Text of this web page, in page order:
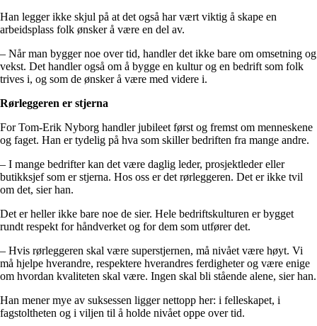
Han legger ikke skjul på at det også har vært viktig å skape en
arbeidsplass folk ønsker å være en del av.
– Når man bygger noe over tid, handler det ikke bare om omsetning og
vekst. Det handler også om å bygge en kultur og en bedrift som folk
trives i, og som de ønsker å være med videre i.
Rørleggeren er stjerna
For Tom-Erik Nyborg handler jubileet først og fremst om menneskene
og faget. Han er tydelig på hva som skiller bedriften fra mange andre.
– I mange bedrifter kan det være daglig leder, prosjektleder eller
butikksjef som er stjerna. Hos oss er det rørleggeren. Det er ikke tvil
om det, sier han.
Det er heller ikke bare noe de sier. Hele bedriftskulturen er bygget
rundt respekt for håndverket og for dem som utfører det.
– Hvis rørleggeren skal være superstjernen, må nivået være høyt. Vi
må hjelpe hverandre, respektere hverandres ferdigheter og være enige
om hvordan kvaliteten skal være. Ingen skal bli stående alene, sier han.
Han mener mye av suksessen ligger nettopp her: i felleskapet, i
fagstoltheten og i viljen til å holde nivået oppe over tid.